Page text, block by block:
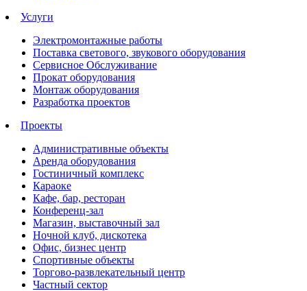
Услуги
Электромонтажные работы
Поставка светового, звукового оборудования
Сервисное Обслуживание
Прокат оборудования
Монтаж оборудования
Разработка проектов
Проекты
Административные объекты
Аренда оборудования
Гостиничный комплекс
Караоке
Кафе, бар, ресторан
Конференц-зал
Магазин, выставочный зал
Ночной клуб, дискотека
Офис, бизнес центр
Спортивные объекты
Торгово-развлекательный центр
Частный сектор